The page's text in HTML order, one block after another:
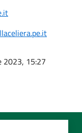
2023, 15:27